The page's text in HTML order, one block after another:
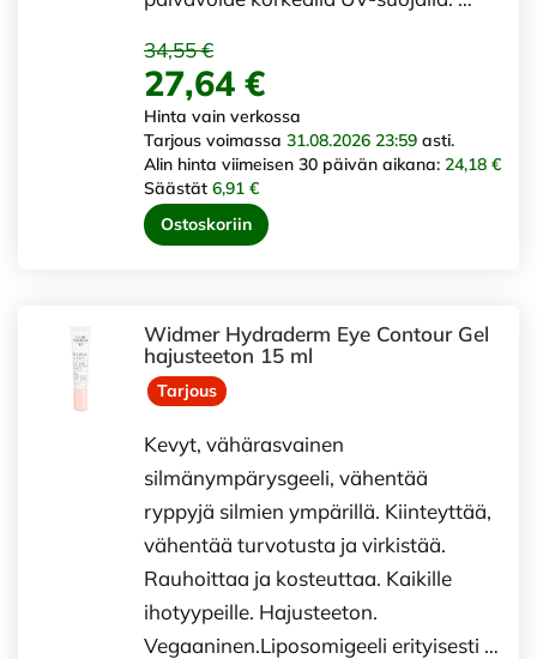
34,55 €
27,64 €
Hinta vain verkossa
Tarjous voimassa 31.08.2026 23:59 asti.
Alin hinta viimeisen 30 päivän aikana: 24,18 €
Säästät 6,91 €
Ostoskoriin
Widmer Hydraderm Eye Contour Gel
hajusteeton 15 ml
Tarjous
Kevyt, vähärasvainen
silmänympärysgeeli, vähentää
ryppyjä silmien ympärillä. Kiinteyttää,
vähentää turvotusta ja virkistää.
Rauhoittaa ja kosteuttaa. Kaikille
ihotyypeille. Hajusteeton.
Vegaaninen.Liposomigeeli erityisesti …